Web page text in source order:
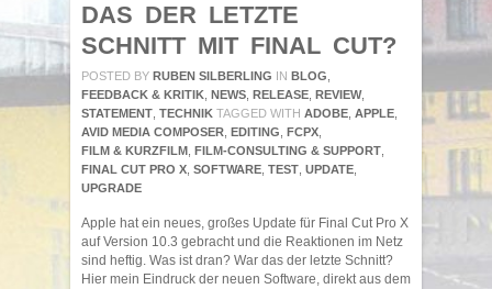
DAS DER LETZTE
SCHNITT MIT FINAL CUT?
POSTED BY RUBEN SILBERLING IN BLOG
FEEDBACK & KRITIK NEWS RELEASE REVIEW,
STATEMENT TECHNIK TAGGED WITH ADOBE APPLE
AVID MEDIA COMPOSER EDITING FCPX
FILM & KURZFILM FILM-CONSULTING & SUPPORT
FINAL CUT PRO X SOFTWARE TEST UPDATE
UPGRADE
Apple hat ein neues, großes Update für Final Cut Pro X
auf Version 10.3 gebracht und die Reaktionen im Netz
sind heftig. Was ist dran? War das der letzte Schnitt?
Hier mein Eindruck der neuen Software, direkt aus dem